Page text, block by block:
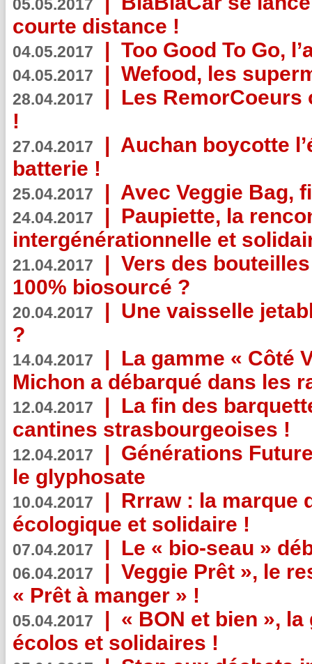
05.05.2017
courte distance !
04.05.2017 | Too Good To Go,
04.05.2017 | Wefood, les
28.04.2017 | Les RemorCoeurs
!
27.04.2017 | Auchan boycotte
batterie !
25.04.2017 | Avec Veggie Bag,
24.04.2017 | Paupiette, la
intergénérationnelle et
21.04.2017 | Vers des
100% biosourcé ?
20.04.2017 | Une vaisselle
?
14.04.2017 | La gamme « Côté
Michon a débarqué dans les
12.04.2017 | La fin des
cantines strasbourgeoises !
12.04.2017 | Générations
le glyphosate
10.04.2017 | Rrraw : la marque
écologique et solidaire !
07.04.2017 | Le « bio-seau »
06.04.2017 | Veggie Prêt », le
« Prêt à manger » !
05.04.2017 | « BON et bien »,
écolos et solidaires !